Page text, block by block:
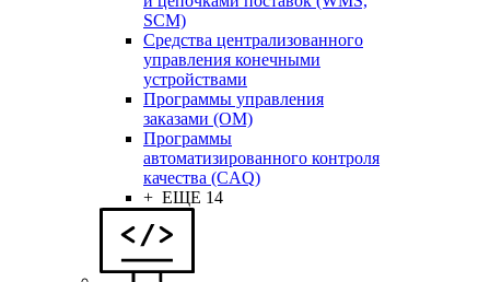
SCM)
Средства централизованного
управления конечными
устройствами
Программы управления
заказами (OM)
Программы
автоматизированного контроля
качества (CAQ)
+ ЕЩЕ 14